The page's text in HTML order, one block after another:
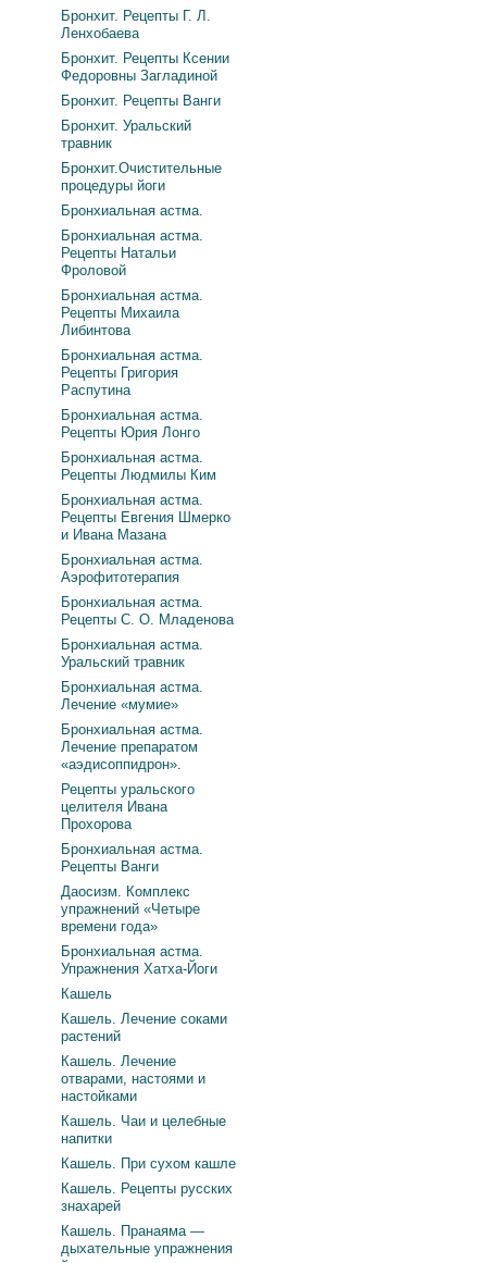
Бронхит. Рецепты Г. Л.
Ленхобаева
Бронхит. Рецепты Ксении
Федоровны Загладиной
Бронхит. Рецепты Ванги
Бронхит. Уральский
травник
Бронхит.Очистительные
процедуры йоги
Бронхиальная астма.
Бронхиальная астма.
Рецепты Натальи
Фроловой
Бронхиальная астма.
Рецепты Михаила
Либинтова
Бронхиальная астма.
Рецепты Григория
Распутина
Бронхиальная астма.
Рецепты Юрия Лонго
Бронхиальная астма.
Рецепты Людмилы Ким
Бронхиальная астма.
Рецепты Евгения Шмерко
и Ивана Мазана
Бронхиальная астма.
Аэрофитотерапия
Бронхиальная астма.
Рецепты С. О. Младенова
Бронхиальная астма.
Уральский травник
Бронхиальная астма.
Лечение «мумие»
Бронхиальная астма.
Лечение препаратом
«аэдисоппидрон».
Рецепты уральского
целителя Ивана
Прохорова
Бронхиальная астма.
Рецепты Ванги
Даосизм. Комплекс
упражнений «Четыре
времени года»
Бронхиальная астма.
Упражнения Хатха-Йоги
Кашель
Кашель. Лечение соками
растений
Кашель. Лечение
отварами, настоями и
настойками
Кашель. Чаи и целебные
напитки
Кашель. При сухом кашле
Кашель. Рецепты русских
знахарей
Кашель. Пранаяма —
дыхательные упражнения